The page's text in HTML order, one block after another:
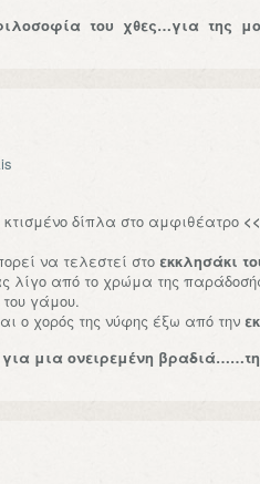
του χθες…για της
κτισμένο δίπλα στο αμφιθέατρο
να τελεστεί στο εκκλησάκι
λίγο από το χρώμα της
γάμου.
ο χορός της νύφης έξω από την
για μια ονειρεμένη βραδιά……